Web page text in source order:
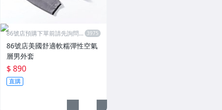
86號店預購下單前請先詢問數
86號店美國舒適軟糯彈性空氣
層男外套
$ 890
直購